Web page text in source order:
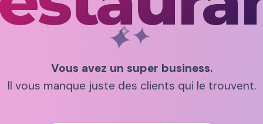
✦
✧✦
✧
Institut
Vous avez un super business.
Il vous manque juste des clients qui le trouvent.